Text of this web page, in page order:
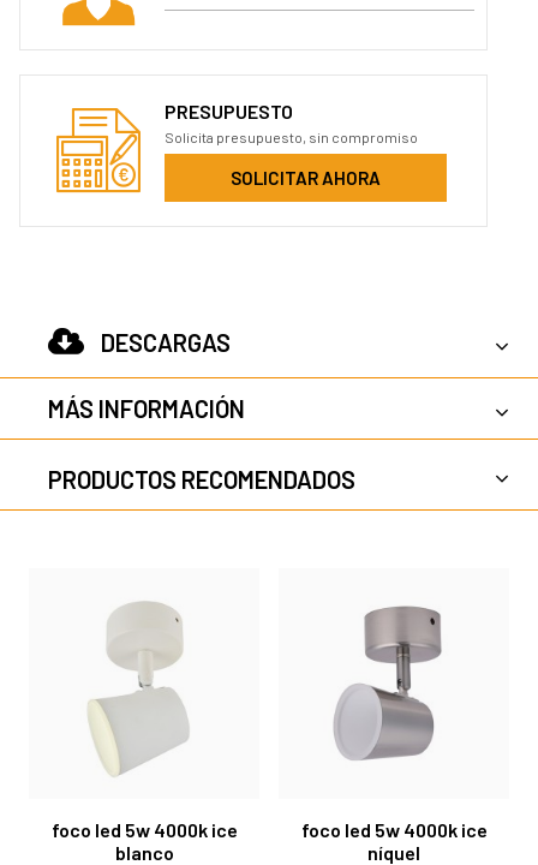
PRESUPUESTO
Solicita presupuesto, sin compromiso
SOLICITAR AHORA
DESCARGAS
MÁS INFORMACIÓN
PRODUCTOS RECOMENDADOS
foco led 5w 4000k ice
blanco
foco led 5w 4000k ice
níquel